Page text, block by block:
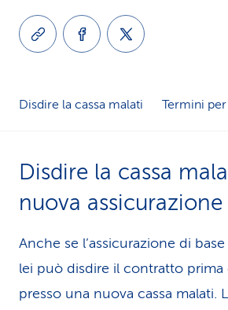
s
v
i
z
i
Disdire la cassa malati Termini
Disdire la cassa
nuova assicurazione
Anche se l’assicurazione di
lei può disdire il contratto prima
presso una nuova cassa malati.